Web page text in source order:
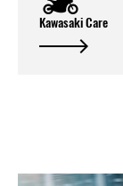
Kawasaki Care